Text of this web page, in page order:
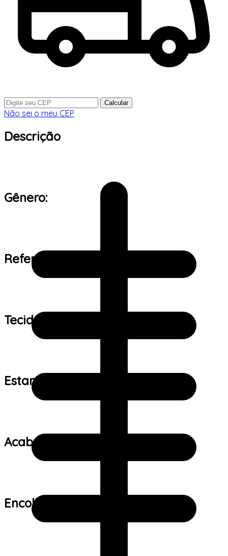
Calcular
Não sei o meu CEP
Descrição
Gênero:
Referência de tamanho:
Tecido:
Estampa:
Acabamento:
Encolhimento: